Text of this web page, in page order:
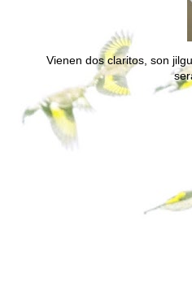
Vienen dos claritos, son